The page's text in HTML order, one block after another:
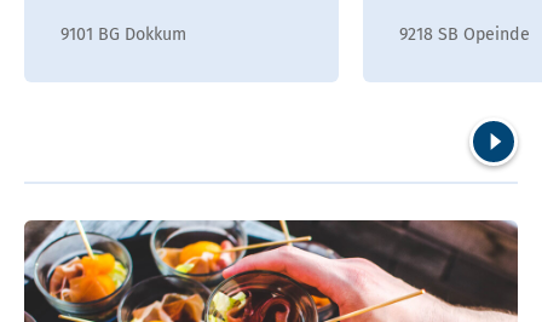
9101 BG Dokkum 9218 SB Opeinde